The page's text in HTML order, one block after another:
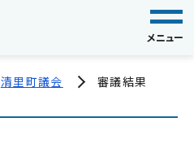
メニュー
清里町議会 審議結果